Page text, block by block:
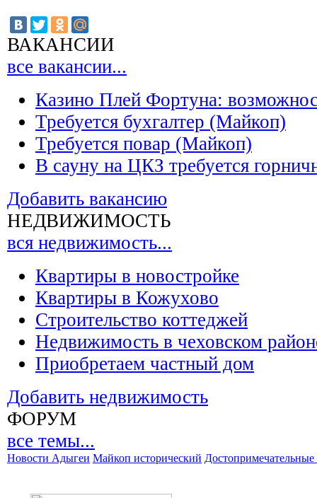
ВАКАНСИИ
все вакансии...
Казино Плей Фортуна:
Требуется бухгалтер (Майкоп)
Требуется повар (Майкоп)
В сауну на ЦКЗ требуется
Добавить вакансию
НЕДВИЖИМОСТЬ
вся недвижимость...
Квартиры в новостройке
Квартиры в Кожухово
Строительство коттеджей
Недвижимость в чеховском
Приобретаем частный дом
Добавить недвижимость
ФОРУМ
все темы...
Новости Адыгеи Майкоп исторический Достопримечательные